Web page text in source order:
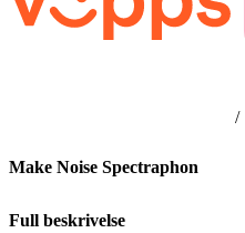
/
Make Noise Spectraphon
Full beskrivelse